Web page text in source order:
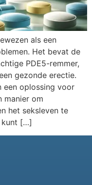
als een
Het bevat de
PDE5-remmer,
gezonde erectie.
een oplossing voor
manier om
het seksleven te
kunt […]